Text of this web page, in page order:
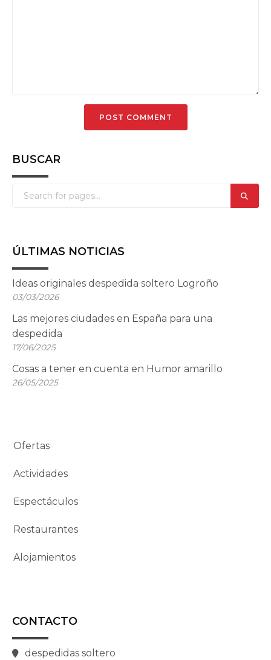
BUSCAR
ÚLTIMAS NOTICIAS
Ideas originales despedida soltero Logroño
03/03/2026
Las mejores ciudades en España para una
despedida
17/06/2025
Cosas a tener en cuenta en Humor amarillo
26/05/2025
Ofertas
Actividades
Espectáculos
Restaurantes
Alojamientos
CONTACTO
despedidas soltero